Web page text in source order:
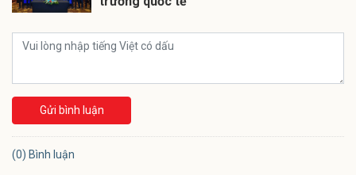
Gửi bình luận
(0) Bình luận